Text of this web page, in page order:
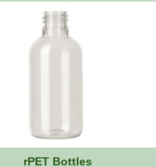
rPET Bottles